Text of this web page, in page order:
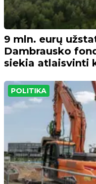
9 mln. eurų
Dambrausko
siekia atlaisvinti
POLITIKA